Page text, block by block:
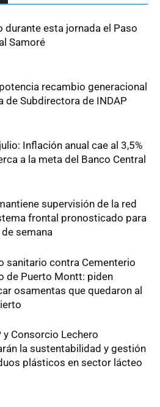
durante esta jornada el Paso
Samoré
recambio generacional
de Subdirectora de INDAP
Inflación anual cae al 3,5%
a la meta del Banco Central
supervisión de la red
frontal pronosticado para
semana
sanitario contra Cementerio
de Puerto Montt: piden
osamentas que quedaron al
y Consorcio Lechero
la sustentabilidad y gestión
plásticos en sector lácteo